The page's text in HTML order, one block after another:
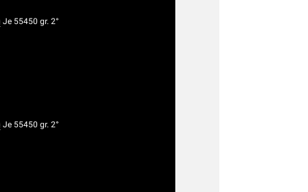
Je 55450 gr. 2°
Je 55450 gr. 2°